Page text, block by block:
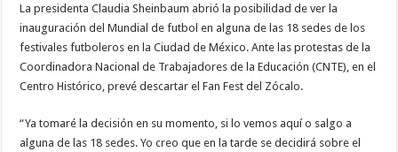
La presidenta Claudia Sheinbaum abrió la posibilidad de ver la
inauguración del Mundial de futbol en alguna de las 18 sedes de los
festivales futboleros en la Ciudad de México. Ante las protestas de la
Coordinadora Nacional de Trabajadores de la Educación (CNTE), en el
Centro Histórico, prevé descartar el Fan Fest del Zócalo.
“Ya tomaré la decisión en su momento, si lo vemos aquí o salgo a
alguna de las 18 sedes. Yo creo que en la tarde se decidirá sobre el